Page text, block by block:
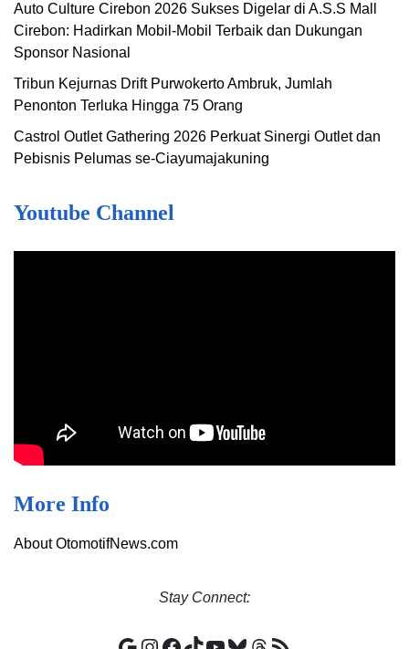
Auto Culture Cirebon 2026 Sukses Digelar di A.S.S Mall
Cirebon: Hadirkan Mobil-Mobil Terbaik dan Dukungan
Sponsor Nasional
Tribun Kejurnas Drift Purwokerto Ambruk, Jumlah
Penonton Terluka Hingga 75 Orang
Castrol Outlet Gathering 2026 Perkuat Sinergi Outlet dan
Pebisnis Pelumas se-Ciayumajakuning
Youtube Channel
More Info
About OtomotifNews.com
Stay Connect: